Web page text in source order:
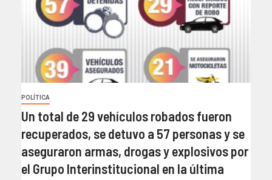
POLÍTICA
Un total de 29 vehículos robados fueron
recuperados, se detuvo a 57 personas y se
aseguraron armas, drogas y explosivos por
el Grupo Interinstitucional en la última